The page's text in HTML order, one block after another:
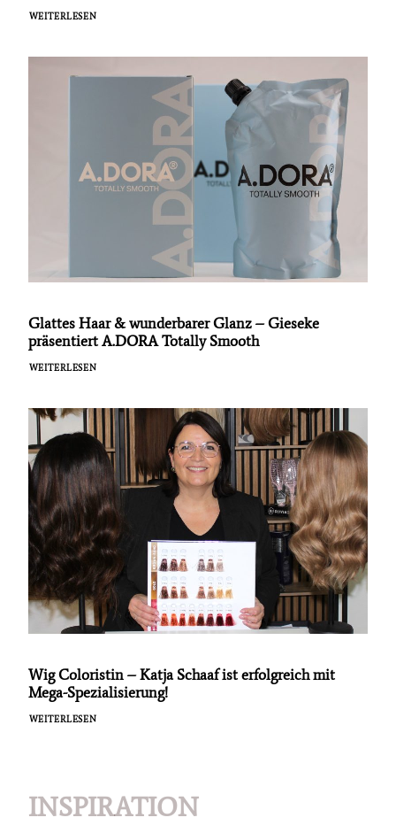
WEITERLESEN
Glattes Haar & wunderbarer Glanz – Gieseke
präsentiert A.DORA Totally Smooth
WEITERLESEN
Wig Coloristin – Katja Schaaf ist erfolgreich mit
Mega-Spezialisierung!
WEITERLESEN
INSPIRATION